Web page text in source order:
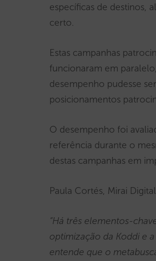
específicas de destinos,
certo.
Estas campanhas
funcionaram em
desempenho pudesse
posicionamentos
O desempenho foi
referência durante o
destas campanhas em
Paula Cortés, Mirai
“Há três elementos-
optimização da Koddi e
entende que o